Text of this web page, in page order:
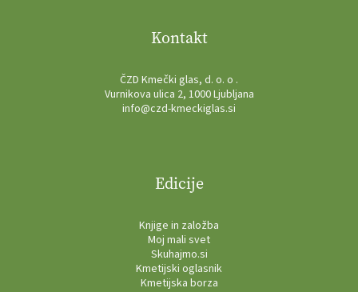
Kontakt
ČZD Kmečki glas, d. o. o .
Vurnikova ulica 2, 1000 Ljubljana
info@czd-kmeckiglas.si
Edicije
Knjige in založba
Moj mali svet
Skuhajmo.si
Kmetijski oglasnik
Kmetijska borza